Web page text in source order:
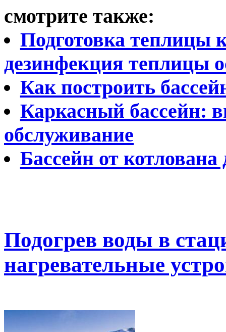
смотрите также:
Подготовка теплицы
дезинфекция теплицы
Как построить
Каркасный бассейн:
обслуживание
Бассейн от котлована
Подогрев воды в
нагревательные